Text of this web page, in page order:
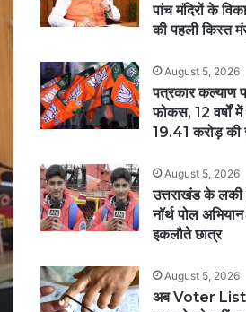
पांच मंदिरों के
की पहली किस्त
August 5, 2026
पत्रकार कल्याण
फोकस, 12 वर्षों
19.41 करोड़ की
August 5, 2026
उत्तराखंड के लकी
नॉर्थ पोल
इकलौते छात्र
August 5, 2026
अब Voter List